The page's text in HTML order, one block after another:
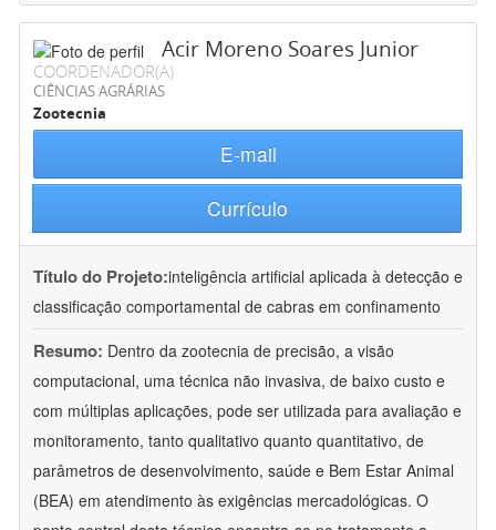
Acir Moreno Soares Junior
COORDENADOR(A)
CIÊNCIAS AGRÁRIAS
Zootecnia
E-mail
Currículo
Título do Projeto:inteligência artificial aplicada à detecção e
classificação comportamental de cabras em confinamento
Resumo: Dentro da zootecnia de precisão, a visão
computacional, uma técnica não invasiva, de baixo custo e
com múltiplas aplicações, pode ser utilizada para avaliação e
monitoramento, tanto qualitativo quanto quantitativo, de
parâmetros de desenvolvimento, saúde e Bem Estar Animal
(BEA) em atendimento às exigências mercadológicas. O